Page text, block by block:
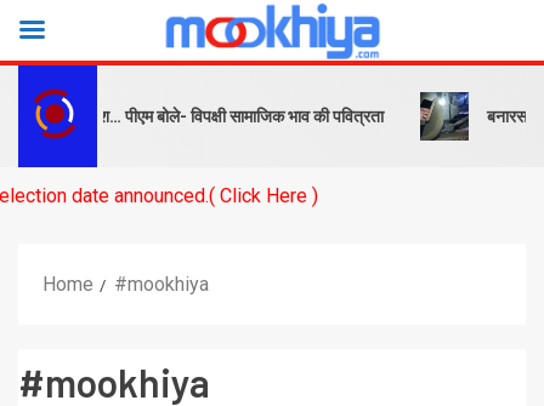
संदेश… पीएम बोले- विपक्षी सामाजिक भाव की पवित्रता बनारस स्टेशन के
Click Here )
Home #mookhiya
#mookhiya